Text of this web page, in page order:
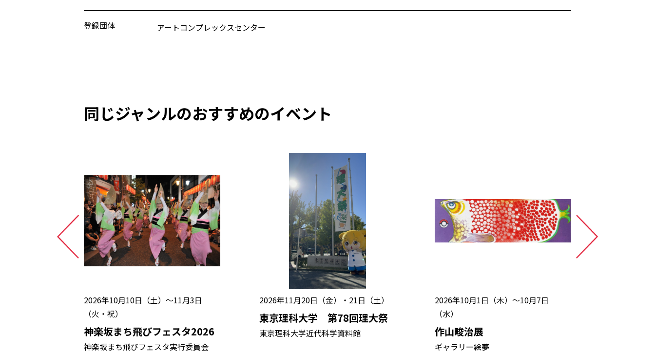
登録団体 アートコンプレックスセンター
同じジャンルのおすすめのイベント
2026年10月10日（土）～11月3日
（火・祝）
神楽坂まち飛びフェスタ2026
神楽坂まち飛びフェスタ実行委員会
2026年11月20日（金）・21日（土）
東京理科大学 第78回理大祭
東京理科大学近代科学資料館
2026年10月1日（木）～10月7日
（水）
作山畯治展
ギャラリー絵夢